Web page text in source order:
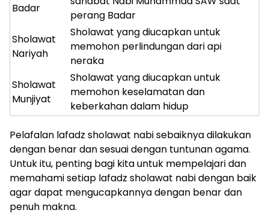
Badar
perang Badar
Sholawat
Nariyah
Sholawat yang diucapkan untuk
memohon perlindungan dari api
neraka
Sholawat
Munjiyat
Sholawat yang diucapkan untuk
memohon keselamatan dan
keberkahan dalam hidup
Pelafalan lafadz sholawat nabi sebaiknya dilakukan
dengan benar dan sesuai dengan tuntunan agama.
Untuk itu, penting bagi kita untuk mempelajari dan
memahami setiap lafadz sholawat nabi dengan baik
agar dapat mengucapkannya dengan benar dan
penuh makna.